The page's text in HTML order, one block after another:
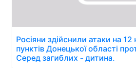
Росіяни здійснили атаки на 12
пунктів Донецької області
Серед загиблих - дитина.